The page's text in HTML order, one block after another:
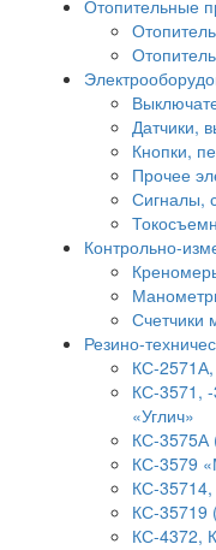
Отопительные
Датчики,
Кнопки,
Прочее
Сигналы,
Контрольно-
Счетчики
Резино-
КС-
КС-3571,
«Углич»
КС-3575А
КС-3579
КС-35714,
КС-35719
КС-4372,